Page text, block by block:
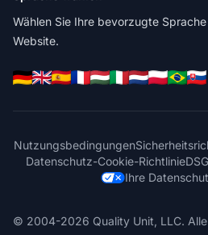
Wählen Sie Ihre bevorzugte
Website.
Nutzungsbedingungen
Datenschutz-Cookie-Richtlinie
Ihre
© 2004-2026 Quality Unit, LLC.